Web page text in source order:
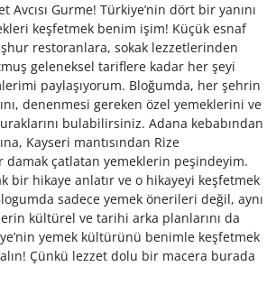
Avcısı Gurme! Türkiye’nin dört bir yanını
keşfetmek benim işim! Küçük esnaf
restoranlara, sokak lezzetlerinden
geleneksel tariflere kadar her şeyi
paylaşıyorum. Bloğumda, her şehrin
denenmesi gereken özel yemeklerini ve
bulabilirsiniz. Adana kebabından
Kayseri mantısından Rize
damak çatlatan yemeklerin peşindeyim.
bir hikaye anlatır ve o hikayeyi keşfetmek
sadece yemek önerileri değil, aynı
kültürel ve tarihi arka planlarını da
yemek kültürünü benimle keşfetmek
Çünkü lezzet dolu bir macera burada